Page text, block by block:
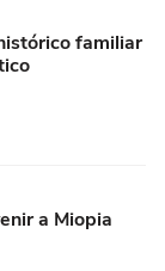
familiar
a Miopia